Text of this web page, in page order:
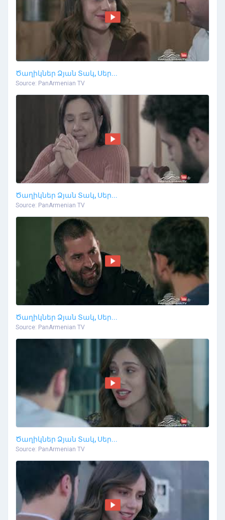
Ծաղիկներ Ձյան Տակ, Սեր...
Source: PanArmenian TV
Ծաղիկներ Ձյան Տակ, Սեր...
Source: PanArmenian TV
Ծաղիկներ Ձյան Տակ, Սեր...
Source: PanArmenian TV
Ծաղիկներ Ձյան Տակ, Սեր...
Source: PanArmenian TV